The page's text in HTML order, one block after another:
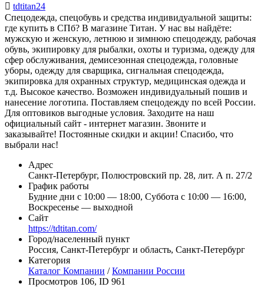
 tdtitan24
Спецодежда, спецобувь и средства индивидуальной защиты:
где купить в СПб? В магазине Титан. У нас вы найдёте:
мужскую и женскую, летнюю и зимнюю спецодежду, рабочая
обувь, экипировку для рыбалки, охоты и туризма, одежду для
сфер обслуживания, демисезонная спецодежда, головные
уборы, одежду для сварщика, сигнальная спецодежда,
экипировка для охранных структур, медицинская одежда и
т.д. Высокое качество. Возможен индивидуальный пошив и
нанесение логотипа. Поставляем спецодежду по всей России.
Для оптовиков выгодные условия. Заходите на наш
официальный сайт - интернет магазин. Звоните и
заказывайте! Постоянные скидки и акции! Спасибо, что
выбрали нас!
Адрес
Санкт-Петербург, Полюстровский пр. 28, лит. А п. 27/2
График работы
Будние дни с 10:00 — 18:00, Суббота с 10:00 — 16:00,
Воскресенье — выходной
Сайт
https://tdtitan.com/
Город/населенный пункт
Россия, Санкт-Петербург и область, Санкт-Петербург
Категория
Каталог Компании /Компании России
Просмотров 106, ID 961